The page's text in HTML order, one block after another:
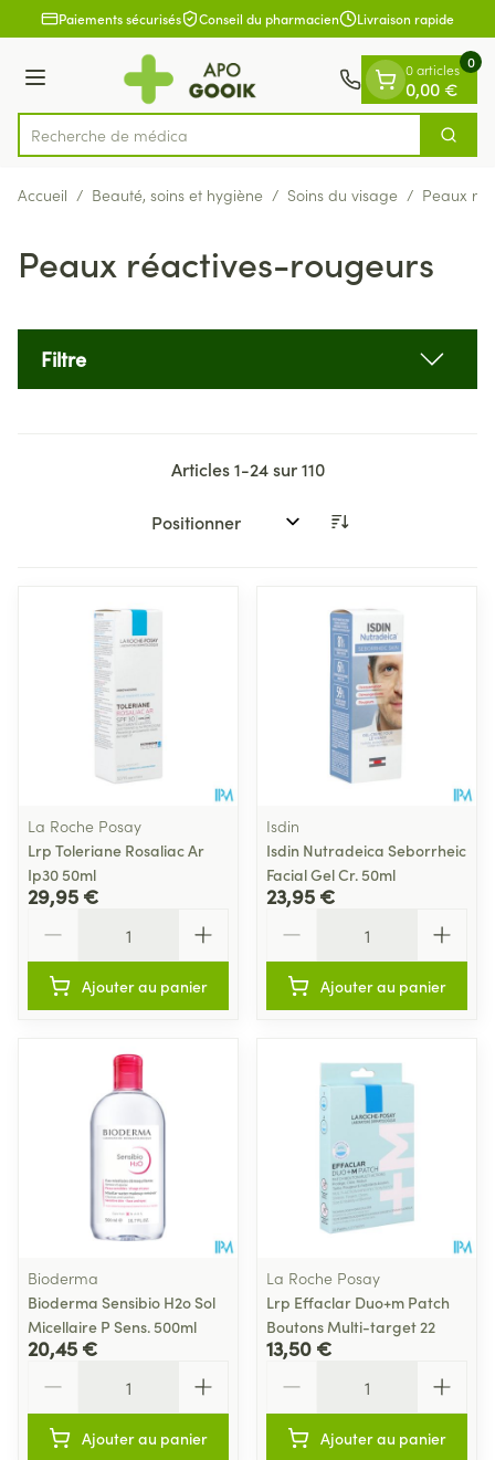
Aller au contenu
1 de 1
Paiements sécurisés Conseil du pharmacien Livraison rapide
Menu
Rechercher
Re
0 articles
0,00 €
0
Accueil / Beauté, soins et hygiène / Soins du visage / Peaux
Peaux réactives-rougeurs
Filtre
Articles1-24sur110
Trier par:
La Roche Posay
Lrp Toleriane Rosaliac Ar
Ip30 50ml
29,95 €
Ajouter au panier
Isdin
Isdin Nutradeica Seborrheic
Facial Gel Cr. 50ml
23,95 €
Ajouter au panier
Bioderma
Bioderma Sensibio H2o Sol
Micellaire P Sens. 500ml
20,45 €
Ajouter au panier
La Roche Posay
Lrp Effaclar Duo+m Patch
Boutons Multi-target 22
13,50 €
Ajouter au panier